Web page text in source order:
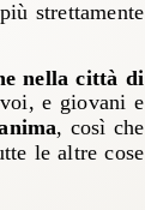
strettamente
nella città di
e giovani e
, così che
le altre cose